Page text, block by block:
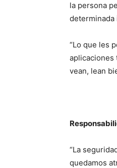
la persona
determinada
“Lo que les
aplicaciones
vean, lean
“La
quedamos